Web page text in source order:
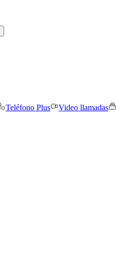
Teléfono Plus Video llamadas